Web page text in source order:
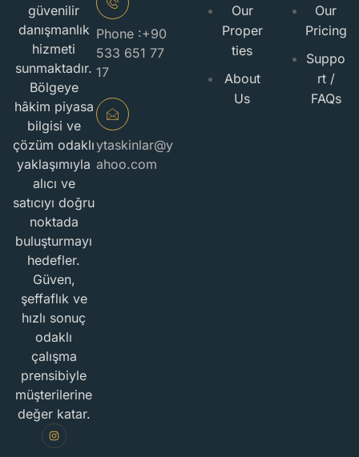
güvenilir
danışmanlık
hizmeti
sunmaktadır.
Bölgeye
hâkim piyasa
bilgisi ve
çözüm odaklı
yaklaşımıyla
alıcı ve
satıcıyı doğru
noktada
buluşturmayı
hedefler.
Güven,
şeffaflık ve
hızlı sonuç
odaklı
çalışma
prensibiyle
müşterilerine
değer katar.
Phone :+90
533 651 77
17
ytaskinlar@y
ahoo.com
Our
Proper
ties
About
Us
Our
Pricing
Suppo
rt /
FAQs